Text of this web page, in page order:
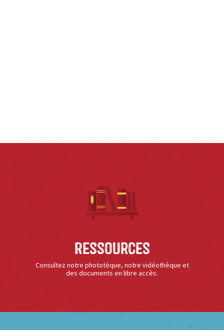
Ressources
Consultez notre phototèque, notre vidéothèque et
des documents en libre accès.